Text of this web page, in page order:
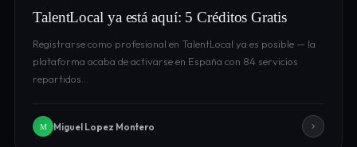
TalentLocal ya está aquí: 5 Créditos Gratis
Registrarse como profesional en TalentLocal ya es posible — la
plataforma acaba de activarse en España con 84 servicios
repartidos…
M Miguel Lopez Montero